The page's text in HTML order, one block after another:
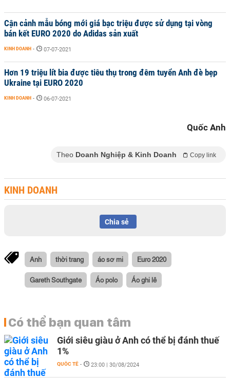
Cận cảnh mẫu bóng mới giá bạc triệu được sử dụng tại vòng
bán kết EURO 2020 do Adidas sản xuất
KINH DOANH - 07-07-2021
Hơn 19 triệu lít bia được tiêu thụ trong đêm tuyển Anh đè bẹp
Ukraine tại EURO 2020
KINH DOANH - 06-07-2021
Quốc Anh
Theo Doanh Nghiệp & Kinh Doanh Copy link
KINH DOANH
Chia sẻ
Anh thời trang áo sơ mi Euro 2020
Gareth Southgate Áo polo Áo ghi lê
Có thể bạn quan tâm
Giới siêu giàu ở Anh có thể bị đánh thuế
1%
QUỐC TẾ - 23:00 | 30/08/2024